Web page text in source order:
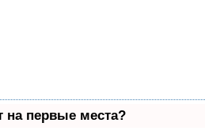
на первые места?